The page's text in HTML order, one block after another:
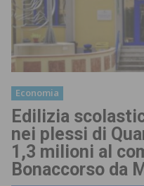
Economia
Edilizia
nei plessi di
1,3 milioni al
Bonaccorso da